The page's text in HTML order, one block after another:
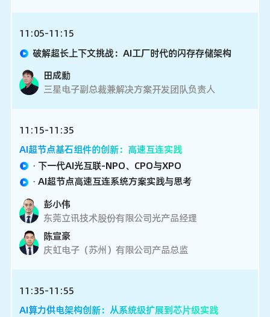
11:05-11:15
破解超长上下文挑战：AI工厂时代的闪存存储架构
田成勳
三星电子副总裁兼解决方案开发团队负责人
11:15-11:35
AI超节点基石组件的创新：高速互连实践
· 下一代AI光互联-NPO、CPO与XPO
· AI超节点高速互连系统方案实践与思考
彭小伟
东莞立讯技术股份有限公司光产品经理
陈宣豪
庆虹电子（苏州）有限公司产品总监
11:35-11:55
AI算力供电架构创新：从系统级扩展到芯片级实践